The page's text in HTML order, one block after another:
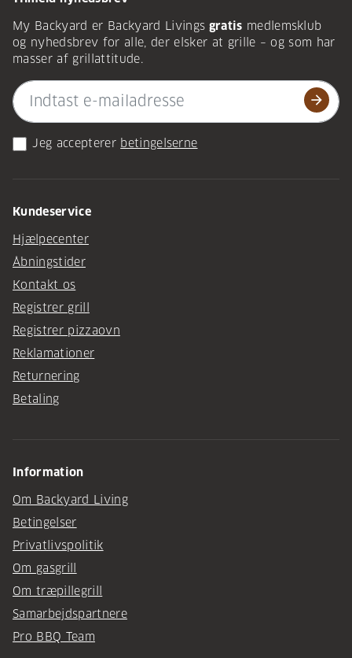
My Backyard er Backyard Livings gratis medlemsklub
og nyhedsbrev for alle, der elsker at grille – og som har
masser af grillattitude.
arrow_forward
Jeg accepterer betingelserne
Kundeservice
Hjælpecenter
Åbningstider
Kontakt os
Registrer grill
Registrer pizzaovn
Reklamationer
Returnering
Betaling
Information
Om Backyard Living
Betingelser
Privatlivspolitik
Om gasgrill
Om træpillegrill
Samarbejdspartnere
Pro BBQ Team